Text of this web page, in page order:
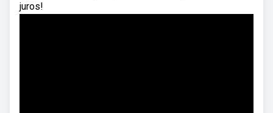
juros!